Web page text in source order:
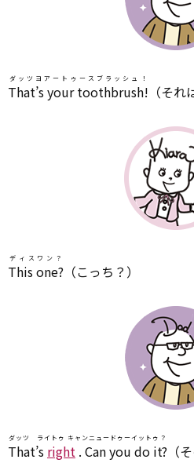
That’s your toothbrush!
ダッツヨアートゥースブラッシュ！
（それ
This one?
ディスワン？
（こっち？）
That’s right . Can you do it?
ダッツ ライトゥ キャンニュードゥーイットゥ？
（